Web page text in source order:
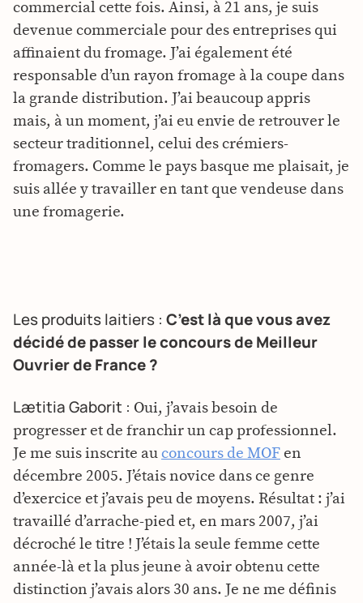
commercial cette fois. Ainsi, à 21 ans, je suis
devenue commerciale pour des entreprises qui
affinaient du fromage. J’ai également été
responsable d’un rayon fromage à la coupe dans
la grande distribution. J’ai beaucoup appris
mais, à un moment, j’ai eu envie de retrouver le
secteur traditionnel, celui des crémiers-
fromagers. Comme le pays basque me plaisait, je
suis allée y travailler en tant que vendeuse dans
une fromagerie.
Les produits laitiers : C’est là que vous avez
décidé de passer le concours de Meilleur
Ouvrier de France ?
Lætitia Gaborit : Oui, j’avais besoin de
progresser et de franchir un cap professionnel.
Je me suis inscrite au concours de MOF en
décembre 2005. J’étais novice dans ce genre
d’exercice et j’avais peu de moyens. Résultat : j’ai
travaillé d’arrache-pied et, en mars 2007, j’ai
décroché le titre ! J’étais la seule femme cette
année-là et la plus jeune à avoir obtenu cette
distinction j’avais alors 30 ans. Je ne me définis